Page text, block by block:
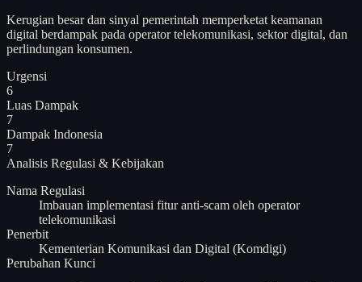
Kerugian besar dan sinyal pemerintah memperketat keamanan
digital berdampak pada operator telekomunikasi, sektor digital, dan
perlindungan konsumen.
Urgensi
6
Luas Dampak
7
Dampak Indonesia
7
Analisis Regulasi & Kebijakan
Nama Regulasi
Imbauan implementasi fitur anti-scam oleh operator
telekomunikasi
Penerbit
Kementerian Komunikasi dan Digital (Komdigi)
Perubahan Kunci